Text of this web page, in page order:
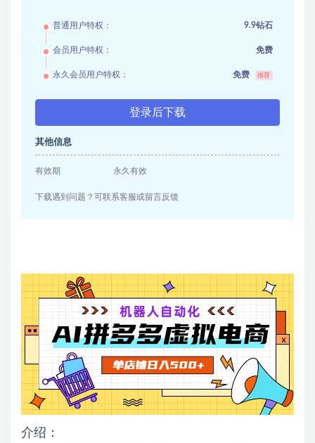
普通用户特权： 9.9钻石
会员用户特权： 免费
永久会员用户特权： 免费 推荐
登录后下载
其他信息
有效期 永久有效
下载遇到问题？可联系客服或留言反馈
介绍：